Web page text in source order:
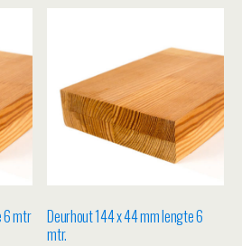
6 mtr
Deurhout 144 x 44 mm lengte 6
mtr.